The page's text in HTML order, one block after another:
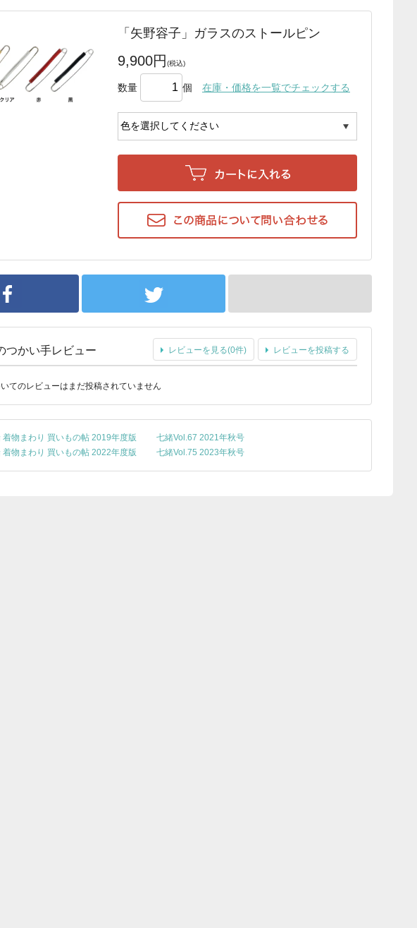
「矢野容子」ガラスのストールピン
9,900円
数量 個 在庫・価格を一覧でチェックする
つかい手レビュー レビューを見る(0件) レビューを投稿する
てのレビューはまだ投稿されていません
着物まわり 買いもの帖 2019年度版
七緒Vol.67 2021年秋号
着物まわり 買いもの帖 2022年度版
七緒Vol.75 2023年秋号